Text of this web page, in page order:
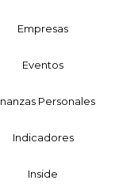
Empresas
Eventos
Personales
Indicadores
Inside